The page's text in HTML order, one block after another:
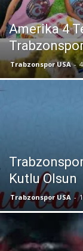
Amerika 4
Trabzonspor USA -
Kutlu Olsun
Trabzonspor USA -